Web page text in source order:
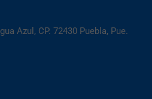
Azul, CP. 72430 Puebla, Pue.